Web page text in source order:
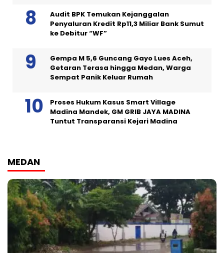
Audit BPK Temukan Kejanggalan
Penyaluran Kredit Rp11,3 Miliar Bank Sumut
ke Debitur “WF”
Gempa M 5,6 Guncang Gayo Lues Aceh,
Getaran Terasa hingga Medan, Warga
Sempat Panik Keluar Rumah
Proses Hukum Kasus Smart Village
Madina Mandek, GM GRIB JAYA MADINA
Tuntut Transparansi Kejari Madina
MEDAN